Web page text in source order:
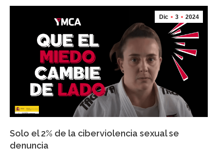
Dic 3 2024
Solo el 2% de la ciberviolencia sexual se
denuncia